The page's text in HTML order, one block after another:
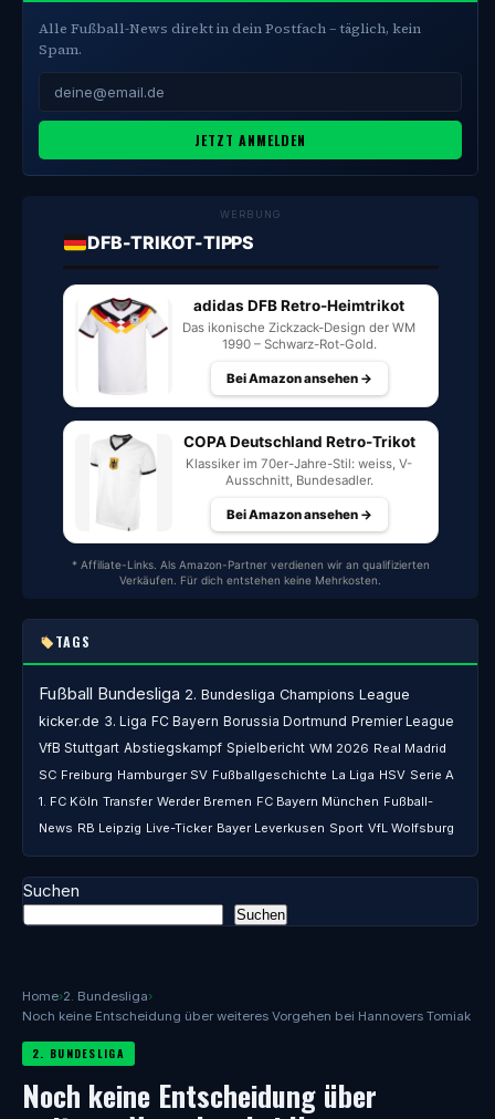
Home›2. Bundesliga›
Noch keine Entscheidung über weiteres Vorgehen bei Hannovers Tomiak
2. BUNDESLIGA
Noch keine Entscheidung über
Alle Fußball-News direkt in dein Postfach – täglich, kein
Spam.
JETZT ANMELDEN
WERBUNG
DFB-TRIKOT-TIPPS
adidas DFB Retro-Heimtrikot
Das ikonische Zickzack-Design der WM
1990 – Schwarz-Rot-Gold.
Bei Amazon ansehen →
COPA Deutschland Retro-Trikot
Klassiker im 70er-Jahre-Stil: weiss, V-
Ausschnitt, Bundesadler.
Bei Amazon ansehen →
* Affiliate-Links. Als Amazon-Partner verdienen wir an qualifizierten
Verkäufen. Für dich entstehen keine Mehrkosten.
TAGS
Fußball Bundesliga 2. Bundesliga Champions League
kicker.de 3. Liga FC Bayern Borussia Dortmund Premier League
VfB Stuttgart Abstiegskampf Spielbericht WM 2026 Real Madrid
SC Freiburg Hamburger SV Fußballgeschichte La Liga HSV Serie A
1. FC Köln Transfer Werder Bremen FC Bayern München Fußball-
News RB Leipzig Live-Ticker Bayer Leverkusen Sport VfL Wolfsburg
Suchen
Suchen